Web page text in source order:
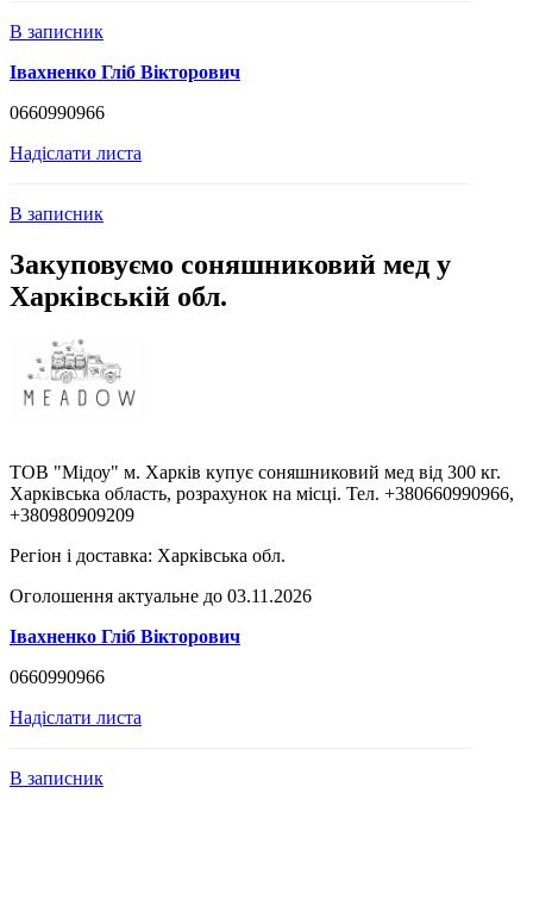
В записник
Івахненко Гліб Вікторович
0660990966
Надіслати листа
В записник
Закуповуємо соняшниковий мед у
Харківській обл.
ТОВ "Мідоу" м. Харків купує соняшниковий мед від 300 кг.
Харківська область, розрахунок на місці. Тел. +380660990966,
+380980909209
Регіон і доставка: Харківська обл.
Оголошення актуальне до 03.11.2026
Івахненко Гліб Вікторович
0660990966
Надіслати листа
В записник